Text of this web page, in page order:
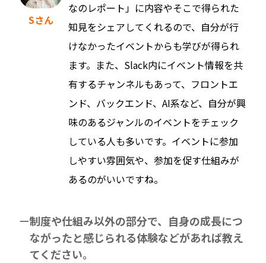
Sさん
なのレポート」に内容やそこで得られた
知見をシェアしてくれるので、自分が行
けなかったイベントからも学びが得られ
ます。また、Slack内にイベント情報を共
有するチャンネルもあって、フロントエ
ンド、バックエンド、AI系など、自分が興
味のあるジャンルのイベントをチェック
している人も多いです。イベントに参加
しやすい雰囲気や、参加を促す仕組みが
あるのがいいですね。
制度や仕組み以外の部分で、自身の成長につ
ながったと感じられる体験などがあれば教え
てください。